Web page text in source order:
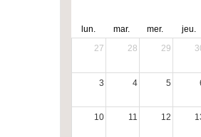
lun. mar. mer. jeu.
27
28 29
3 4 5
10 11 12